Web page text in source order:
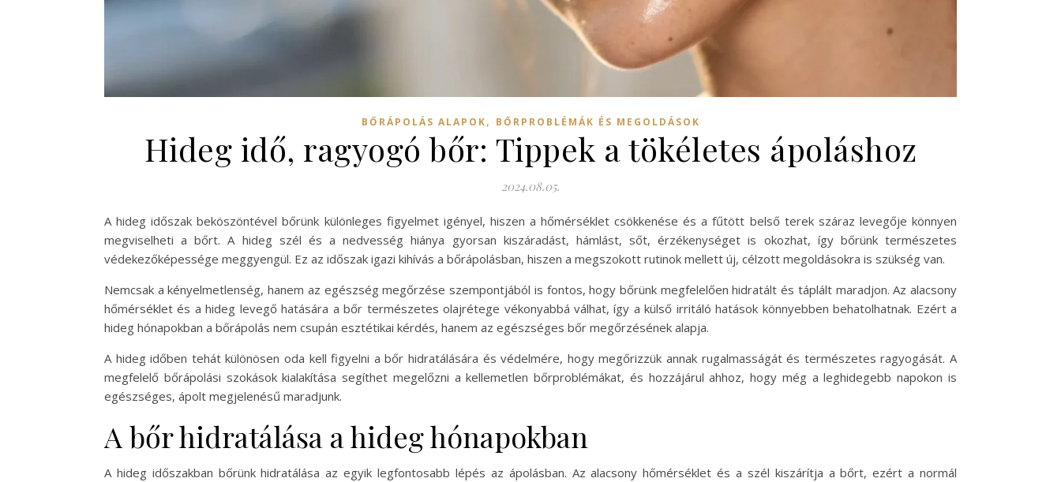
BŐRÁPOLÁS ALAPOK, BŐRPROBLÉMÁK ÉS MEGOLDÁSOK
Hideg idő, ragyogó bőr: Tippek a tökéletes ápoláshoz
2024.08.05.
A hideg időszak beköszöntével bőrünk különleges figyelmet igényel, hiszen a hőmérséklet csökkenése és a fűtött belső terek száraz levegője könnyen
megviselheti a bőrt. A hideg szél és a nedvesség hiánya gyorsan kiszáradást, hámlást, sőt, érzékenységet is okozhat, így bőrünk természetes
védekezőképessége meggyengül. Ez az időszak igazi kihívás a bőrápolásban, hiszen a megszokott rutinok mellett új, célzott megoldásokra is szükség van.
Nemcsak a kényelmetlenség, hanem az egészség megőrzése szempontjából is fontos, hogy bőrünk megfelelően hidratált és táplált maradjon. Az alacsony
hőmérséklet és a hideg levegő hatására a bőr természetes olajrétege vékonyabbá válhat, így a külső irritáló hatások könnyebben behatolhatnak. Ezért a
hideg hónapokban a bőrápolás nem csupán esztétikai kérdés, hanem az egészséges bőr megőrzésének alapja.
A hideg időben tehát különösen oda kell figyelni a bőr hidratálására és védelmére, hogy megőrizzük annak rugalmasságát és természetes ragyogását. A
megfelelő bőrápolási szokások kialakítása segíthet megelőzni a kellemetlen bőrproblémákat, és hozzájárul ahhoz, hogy még a leghidegebb napokon is
egészséges, ápolt megjelenésű maradjunk.
A bőr hidratálása a hideg hónapokban
A hideg időszakban bőrünk hidratálása az egyik legfontosabb lépés az ápolásban. Az alacsony hőmérséklet és a szél kiszárítja a bőrt, ezért a normál